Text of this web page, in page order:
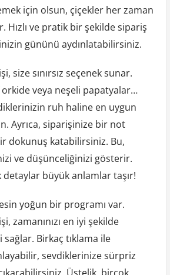
için olsun, çiçekler her zaman
Hızlı ve pratik bir şekilde sipariş
gününü aydınlatabilirsiniz.
size sınırsız seçenek sunar.
veya neşeli papatyalar…
ruh haline en uygun
Ayrıca, siparişinize bir not
dokunuş katabilirsiniz. Bu,
ve düşünceliğinizi gösterir.
detaylar büyük anlamlar taşır!
yoğun bir programı var.
zamanınızı en iyi şekilde
Birkaç tıklama ile
sevdiklerinize sürpriz